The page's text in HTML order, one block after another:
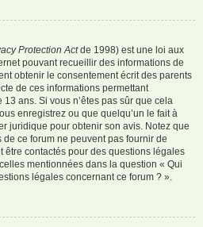
Protection Actde 1998) est une loi aux
pouvant recueillir des informations de
obtenir le consentement écrit des parents
de ces informations permettant
ans. Si vous n’êtes pas sûr que cela
enregistrez ou que quelqu’un le fait à
juridique pour obtenir son avis. Notez que
ce forum ne peuvent pas fournir de
contactés pour des questions légales
mentionnées dans la question « Qui
légales concernant ce forum ? ».